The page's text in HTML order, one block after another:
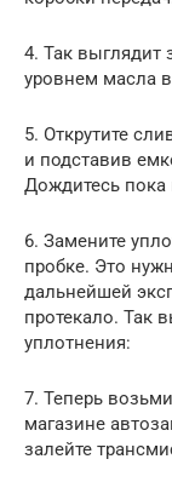
4. Так выглядит
уровнем масла
5. Открутите
и подставив
Дождитесь пока
6. Замените
пробке. Это
дальнейшей
протекало. Так
уплотнения:
7. Теперь
магазине
залейте